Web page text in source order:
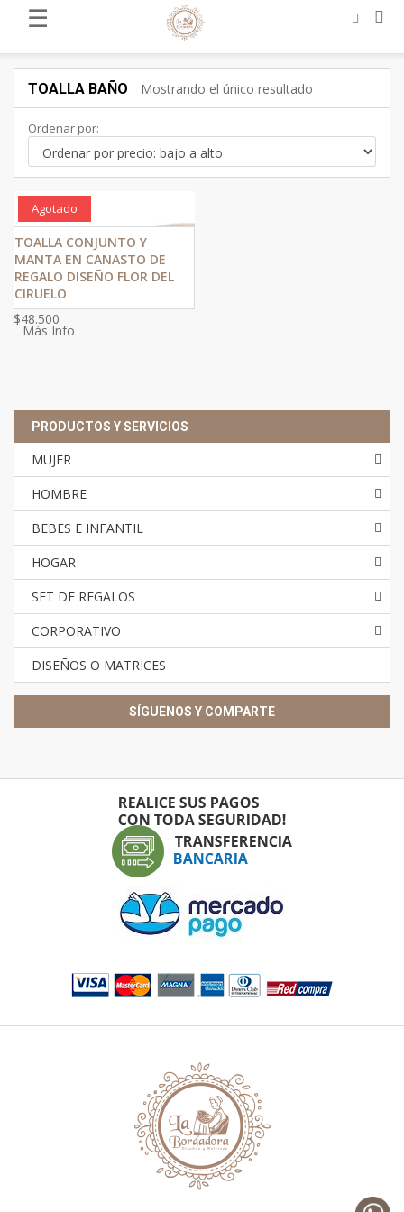
☰
TOALLA BAÑO Mostrando el único resultado
Ordenar por:
Agotado
TOALLA CONJUNTO Y
MANTA EN CANASTO DE
REGALO DISEÑO FLOR DEL
CIRUELO
$48.500
Más Info
PRODUCTOS Y SERVICIOS
MUJER
HOMBRE
BEBES E INFANTIL
HOGAR
SET DE REGALOS
CORPORATIVO
DISEÑOS O MATRICES
SÍGUENOS Y COMPARTE